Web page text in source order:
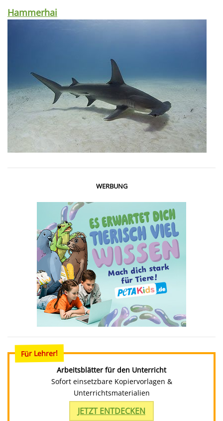
Hammerhai
WERBUNG
Für Lehrer!
Arbeitsblätter für den Unterricht
Sofort einsetzbare Kopiervorlagen &
Unterrichtsmaterialien
JETZT ENTDECKEN